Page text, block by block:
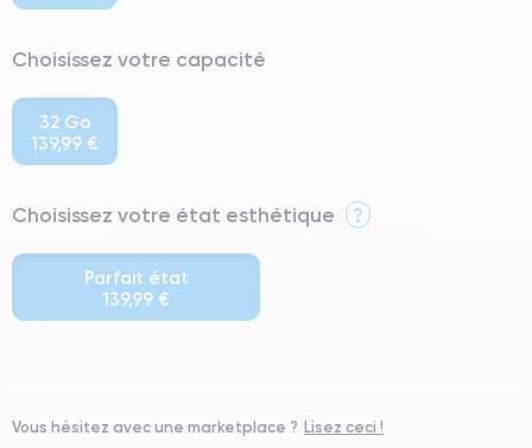
Choisissez votre capacité
32 Go
139,99 €
Choisissez votre état esthétique ?
Parfait état
139,99 €
● Batterie : usage intensif.
Vous hésitez avec une marketplace ? Lisez ceci !